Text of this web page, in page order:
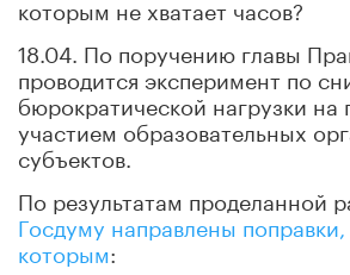
которым не хватает часов?
18.04. По поручению главы
проводится эксперимент по
бюрократической нагрузки на
участием образовательных
субъектов.
По результатам проделанной
Госдуму направлены
которым: